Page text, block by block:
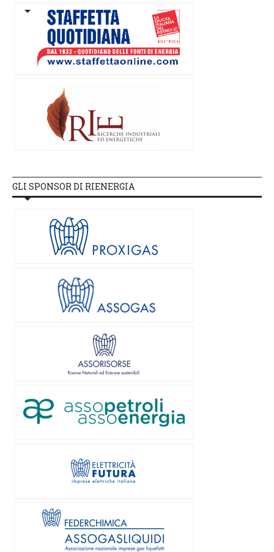
GLI SPONSOR DI RIENERGIA